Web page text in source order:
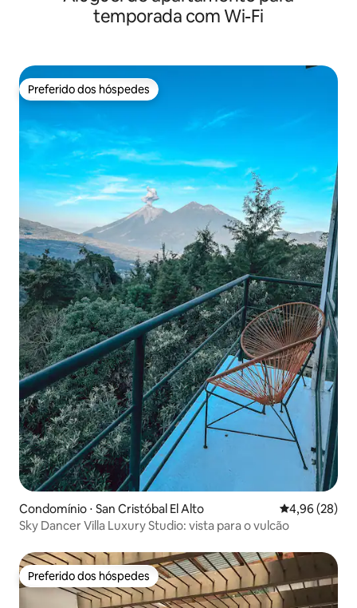
temporada com Wi-Fi
Preferido dos hóspedes
Preferido dos hóspedes
Condomínio ⋅ San Cristóbal El Alto 4,96 de uma
4,96 (28)
Sky Dancer Villa Luxury Studio: vista para o vulcão
Preferido dos hóspedes
Preferido dos hóspedes